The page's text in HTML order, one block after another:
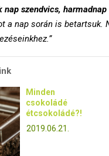
szendvics,
a nap során is betartsuk.
Minden
csokoládé
étcsokoládé?!
2019.06.21.